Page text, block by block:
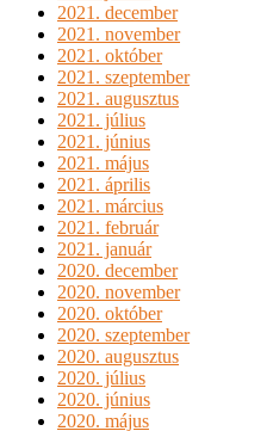
2021. december
2021. november
2021. október
2021. szeptember
2021. augusztus
2021. július
2021. június
2021. május
2021. április
2021. március
2021. február
2021. január
2020. december
2020. november
2020. október
2020. szeptember
2020. augusztus
2020. július
2020. június
2020. május